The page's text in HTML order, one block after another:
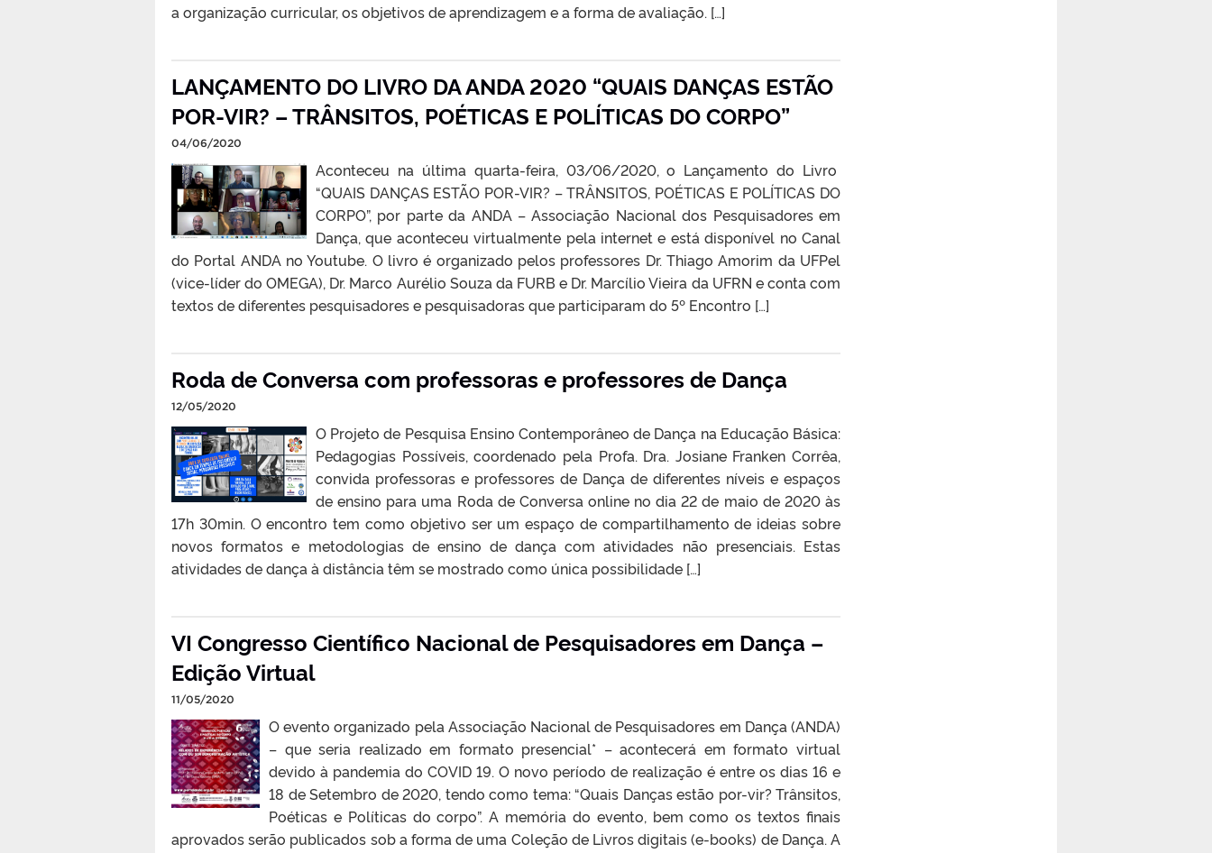
a organização curricular, os objetivos de aprendizagem e a forma de avaliação. […]
LANÇAMENTO DO LIVRO DA ANDA 2020 “QUAIS DANÇAS ESTÃO
POR-VIR? – TRÂNSITOS, POÉTICAS E POLÍTICAS DO CORPO”
04/06/2020
Aconteceu na última quarta-feira, 03/06/2020, o Lançamento do Livro
“QUAIS DANÇAS ESTÃO POR-VIR? – TRÂNSITOS, POÉTICAS E POLÍTICAS DO
CORPO”, por parte da ANDA – Associação Nacional dos Pesquisadores em
Dança, que aconteceu virtualmente pela internet e está disponível no Canal
do Portal ANDA no Youtube. O livro é organizado pelos professores Dr. Thiago Amorim da UFPel
(vice-líder do OMEGA), Dr. Marco Aurélio Souza da FURB e Dr. Marcílio Vieira da UFRN e conta com
textos de diferentes pesquisadores e pesquisadoras que participaram do 5º Encontro […]
Roda de Conversa com professoras e professores de Dança
12/05/2020
O Projeto de Pesquisa Ensino Contemporâneo de Dança na Educação Básica:
Pedagogias Possíveis, coordenado pela Profa. Dra. Josiane Franken Corrêa,
convida professoras e professores de Dança de diferentes níveis e espaços
de ensino para uma Roda de Conversa online no dia 22 de maio de 2020 às
17h 30min. O encontro tem como objetivo ser um espaço de compartilhamento de ideias sobre
novos formatos e metodologias de ensino de dança com atividades não presenciais. Estas
atividades de dança à distância têm se mostrado como única possibilidade […]
VI Congresso Científico Nacional de Pesquisadores em Dança –
Edição Virtual
11/05/2020
O evento organizado pela Associação Nacional de Pesquisadores em Dança (ANDA)
– que seria realizado em formato presencial* – acontecerá em formato virtual
devido à pandemia do COVID 19. O novo período de realização é entre os dias 16 e
18 de Setembro de 2020, tendo como tema: “Quais Danças estão por-vir? Trânsitos,
Poéticas e Políticas do corpo”. A memória do evento, bem como os textos finais
aprovados serão publicados sob a forma de uma Coleção de Livros digitais (e-books) de Dança. A